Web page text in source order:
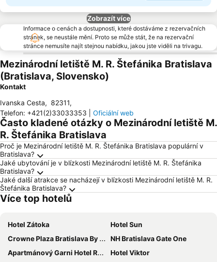
Zobrazít více
Informace o cenách a dostupnosti, které dostáváme z rezervačních
stránek, se neustále mění. Proto se může stát, že na rezervační
stránce nemusíte najít stejnou nabídku, jakou jste viděli na trivagu.
Mezinárodní letiště M. R. Štefánika Bratislava
(Bratislava, Slovensko)
Kontakt
Ivanska Cesta, 82311,
Telefon: +421(2)33033353 Oficiální web
Často kladené otázky o Mezinárodní letiště M.
R. Štefánika Bratislava
Proč je Mezinárodní letiště M. R. Štefánika Bratislava populární v
Bratislava?
Jaké ubytování je v blízkosti Mezinárodní letiště M. R. Štefánika
Bratislava?
Jaké další atrakce se nacházejí v blízkosti Mezinárodní letiště M. R.
Štefánika Bratislava?
Více top hotelů
Hotel Zátoka
Hotel Sun
Crowne Plaza Bratislava By Ihg
NH Bratislava Gate One
Apartmánový Garni Hotel Relax
Hotel Viktor